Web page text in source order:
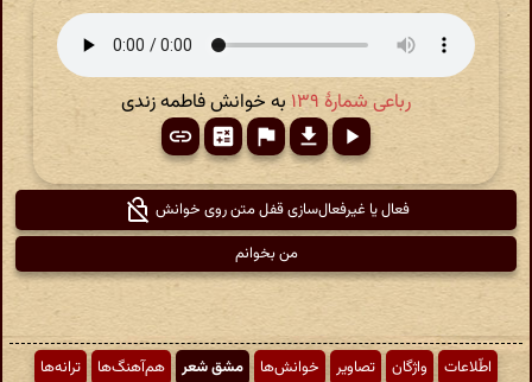
رباعی شمارهٔ ۱۳۹ به خوانش فاطمه زندی
فعال یا غیرفعال‌سازی قفل متن روی خوانش
من بخوانم
اطّلاعات واژگان تصاویر خوانش‌ها مشق شعر هم‌آهنگ‌ها
ترانه‌ها